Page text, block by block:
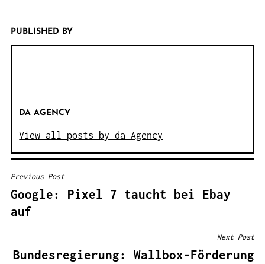
PUBLISHED BY
DA AGENCY
View all posts by da Agency
B
E
I
R
Previous Post
Google: Pixel 7 taucht bei Ebay
auf
Next Post
Bundesregierung: Wallbox-Förderung